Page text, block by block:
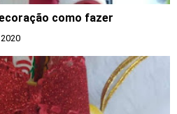
como fazer